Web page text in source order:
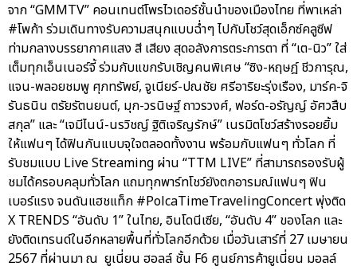
จาก “GMMTV” คอนเทนต์โพรไวเดอร์ชั้นนำของเมืองไทย ที่พาเหล่า
#โพก้า ร่วมเดินทางรับความสนุกแบบฉ่ำๆ ไปกับโชว์สุดเอ็กซ์คลูซีฟ
ท่ามกลางบรรยากาศแสง สี เสียง สุดอลังการตระการตา ที่ “เต-นิว” ใส่
เต็มทุกเอ็นเนอร์จี้ ร่วมกับแขกรับเชิญคนพิเศษ “ซิง-หฤษฎ์ ชีวการุณ,
แจน-พลอยชมพู ศุภทรัพย์, จูเนียร์-ปณชัย ศรีอาริยะรุ่งเรือง, มาร์ค-จิ
รันธนิน ตรัยรัตนยนต์, มุก-วรนิษฐ์ ถาวรวงศ์, ฟอร์ด-อรัญญ์ อัศวสืบ
สกุล” และ “เจมีไนน์-นรวิชญ์ ฐิติเจริญรักษ์” เนรมิตโชว์สร้างรอยยิ้ม
ให้แฟนๆ ได้ฟินกันแบบจุใจตลอดทั้งงาน พร้อมกับแฟนๆ ทั่วโลก ที่
รับชมแบบ Live Streaming ผ่าน “TTM LIVE” ที่สามารถรองรับผู้
ชมได้ครอบคลุมทั่วโลก แถมทุกพาร์ทโชว์ยังตกอารมณ์แฟนๆ ฟิน
เบอร์แรง จนดันแฮชแท็ก #PolcaTimeTravelingConcert พุ่งติด
X TRENDS “อันดับ 1” ในไทย, อินโดนีเซีย, “อันดับ 4” ของโลก และ
ยังติดเทรนด์ในอีกหลายพื้นที่ทั่วโลกอีกด้วย เมื่อวันเสาร์ที่ 27 เมษายน
2567 ที่ผ่านมา ณ ยูเนี่ยน ฮอลล์ ชั้น F6 ศูนย์การค้ายูเนี่ยน มอลล์